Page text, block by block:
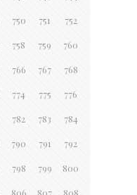
750 751 752
758 759 760
766 767 768
774 775 776
782 783 784
790 791 792
798 799 800
806 807 808